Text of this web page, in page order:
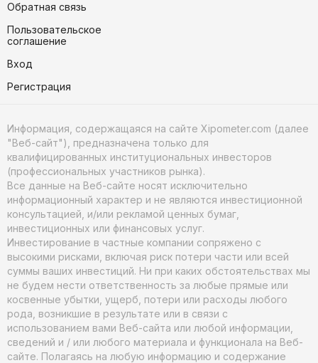
Обратная связь
Пользовательское
соглашение
Вход
Регистрация
Информация, содержащаяся на сайте Xipometer.com (далее
"Веб-сайт"), предназначена только для
квалифицированных институциональных инвесторов
(профессиональных участников рынка).
Все данные на Веб-сайте носят исключительно
информационный характер и не являются инвестиционной
консультацией, и/или рекламой ценных бумаг,
инвестиционных или финансовых услуг.
Инвестирование в частные компании сопряжено с
высокими рисками, включая риск потери части или всей
суммы ваших инвестиций. Ни при каких обстоятельствах мы
не будем нести ответственность за любые прямые или
косвенные убытки, ущерб, потери или расходы любого
рода, возникшие в результате или в связи с
использованием вами Веб-сайта или любой информации,
сведений и / или любого материала и функционала на Веб-
сайте. Полагаясь на любую информацию и содержание